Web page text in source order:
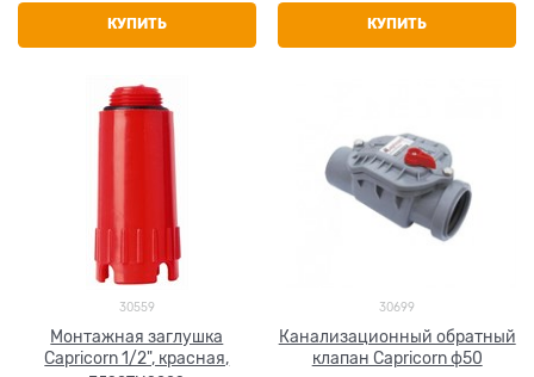
КУПИТЬ КУПИТЬ
30559
Монтажная заглушка
Capricorn 1/2", красная,
30699
Канализационный обратный
клапан Capricorn ф50